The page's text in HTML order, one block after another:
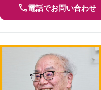
電話でお問い合わせ